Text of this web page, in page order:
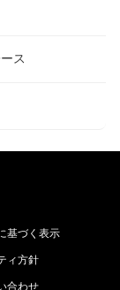
ス
基づく表示
ィ方針
合わせ